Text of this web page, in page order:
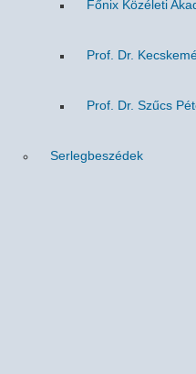
Főnix Közéleti
Prof. Dr.
Prof. Dr. Szűcs
Serlegbeszédek